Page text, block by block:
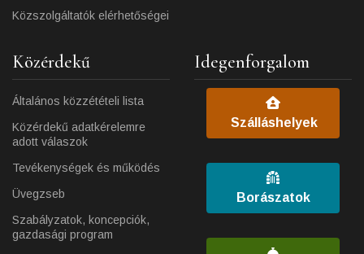
Közszolgáltatók elérhetőségei
Közérdekű
Általános közzétételi lista
Közérdekű adatkérelemre
adott válaszok
Tevékenységek és működés
Üvegzseb
Szabályzatok, koncepciók,
gazdasági program
Idegenforgalom
Szálláshelyek
Borászatok